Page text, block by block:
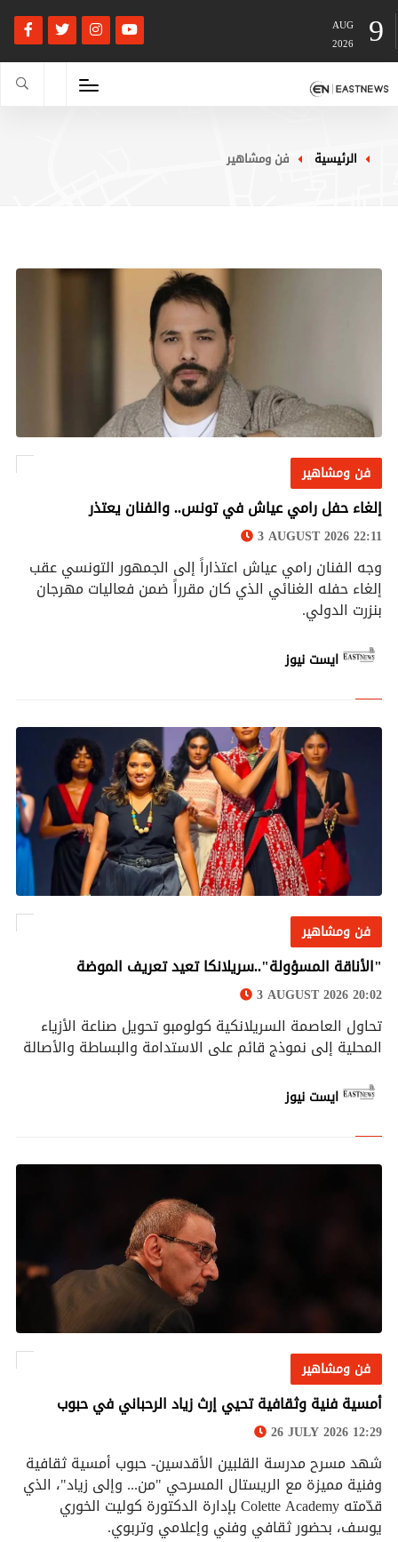
9
AUG
2026
فن ومشاهير الرئيسية
فن ومشاهير
فن ومشاهير
إلغاء حفل رامي عياش في تونس.. والفنان يعتذر
3 AUGUST 2026 22:11
وجه الفنان رامي عياش اعتذاراً إلى الجمهور التونسي عقب
إلغاء حفله الغنائي الذي كان مقرراً ضمن فعاليات مهرجان
بنزرت الدولي.
ايست نيوز
فن ومشاهير
فن ومشاهير
"الأناقة المسؤولة"..سريلانكا تعيد تعريف الموضة
3 AUGUST 2026 20:02
تحاول العاصمة السريلانكية كولومبو تحويل صناعة الأزياء
المحلية إلى نموذج قائم على الاستدامة والبساطة والأصالة
ايست نيوز
فن ومشاهير
فن ومشاهير
أمسية فنية وثقافية تحيي إرث زياد الرحباني في حبوب
26 JULY 2026 12:29
شهد مسرح مدرسة القلبين الأقدسين- حبوب أمسية ثقافية
وفنية مميزة مع الريستال المسرحي "من... وإلى زياد"، الذي
قدّمته Colette Academy بإدارة الدكتورة كوليت الخوري
يوسف، بحضور ثقافي وفني وإعلامي وتربوي.